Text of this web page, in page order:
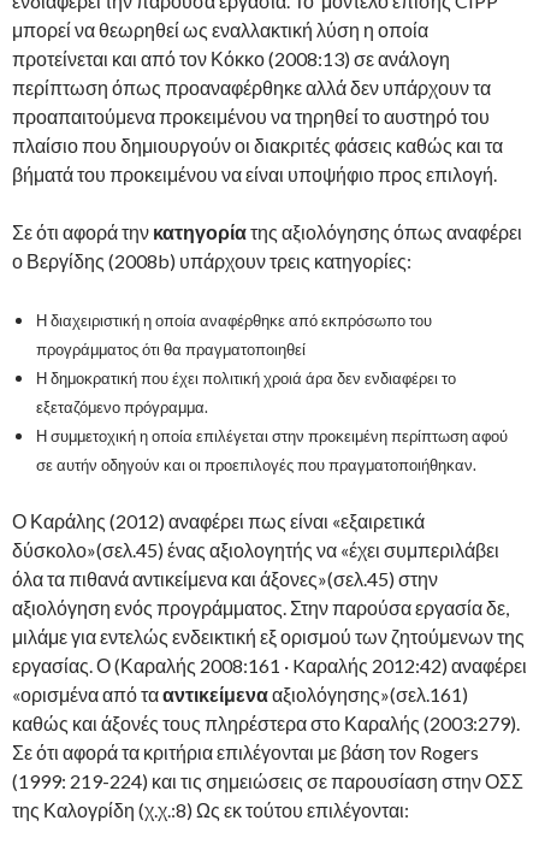
μπορεί να θεωρηθεί ως εναλλακτική λύση η οποία
προτείνεται και από τον Κόκκο (2008:13) σε ανάλογη
περίπτωση όπως προαναφέρθηκε αλλά δεν υπάρχουν τα
προαπαιτούμενα προκειμένου να τηρηθεί το αυστηρό του
πλαίσιο που δημιουργούν οι διακριτές φάσεις καθώς και τα
βήματά του προκειμένου να είναι υποψήφιο προς επιλογή.
Σε ότι αφορά την κατηγορίατης αξιολόγησης όπως αναφέρει
ο Βεργίδης (2008b) υπάρχουν τρεις κατηγορίες:
Η διαχειριστική η οποία αναφέρθηκε από εκπρόσωπο του
προγράμματος ότι θα πραγματοποιηθεί
Η δημοκρατική που έχει πολιτική χροιά άρα δεν ενδιαφέρει το
εξεταζόμενο πρόγραμμα.
Η συμμετοχική η οποία επιλέγεται στην προκειμένη περίπτωση αφού
σε αυτήν οδηγούν και οι προεπιλογές που πραγματοποιήθηκαν.
Ο Καράλης (2012) αναφέρει πως είναι «εξαιρετικά
δύσκολο»(σελ.45) ένας αξιολογητής να «έχει συμπεριλάβει
όλα τα πιθανά αντικείμενα και άξονες»(σελ.45) στην
αξιολόγηση ενός προγράμματος. Στην παρούσα εργασία δε,
μιλάμε για εντελώς ενδεικτική εξ ορισμού των ζητούμενων της
εργασίας. Ο (Καραλής 2008:161 · Kαραλής 2012:42) αναφέρει
«ορισμένα από τααντικείμενααξιολόγησης»(σελ.161)
καθώς και άξονές τους πληρέστερα στο Καραλής (2003:279).
Σε ότι αφορά τα κριτήρια επιλέγονται με βάση τον Rogers
(1999: 219-224) και τις σημειώσεις σε παρουσίαση στην ΟΣΣ
της Καλογρίδη (χ.χ.:8) Ως εκ τούτου επιλέγονται: